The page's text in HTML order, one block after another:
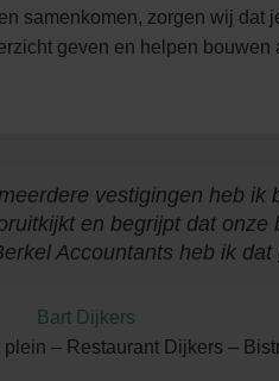
samenkomen, zorgen wij dat
geven en helpen bouwen
vestigingen heb ik
en begrijpt dat onze
Accountants heb ik dat
Bart Dijkers
plein – Restaurant Dijkers –